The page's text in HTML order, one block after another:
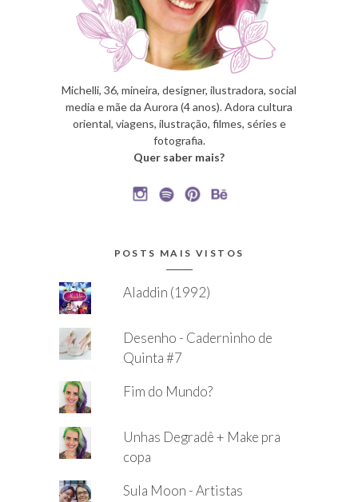
Michelli, 36, mineira, designer, ilustradora, social
media e mãe da Aurora (4 anos). Adora cultura
oriental, viagens, ilustração, filmes, séries e
fotografia.
Quer saber mais?
POSTS MAIS VISTOS
Aladdin (1992)
Desenho - Caderninho de
Quinta #7
Fim do Mundo?
Unhas Degradê + Make pra
copa
Sula Moon - Artistas